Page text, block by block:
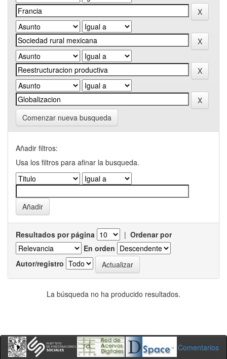
Comenzar nueva busqueda
Añadir filtros:
Usa los filtros para afinar la busqueda.
Resultados por página | Ordenar por
En orden
Autor/registro
La búsqueda no ha producido resultados.
Comentarios